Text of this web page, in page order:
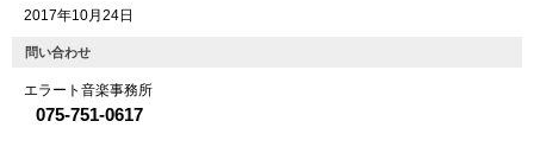
2017年10月24日
問い合わせ
エラート音楽事務所
075-751-0617